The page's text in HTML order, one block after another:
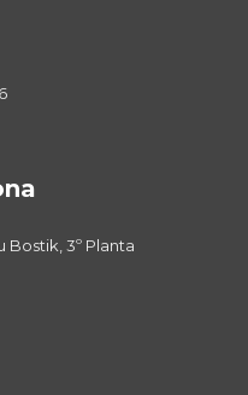
Bostik, 3º Planta